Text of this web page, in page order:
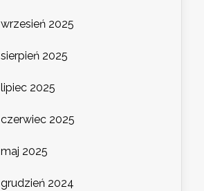
wrzesień 2025
sierpień 2025
lipiec 2025
czerwiec 2025
maj 2025
grudzień 2024